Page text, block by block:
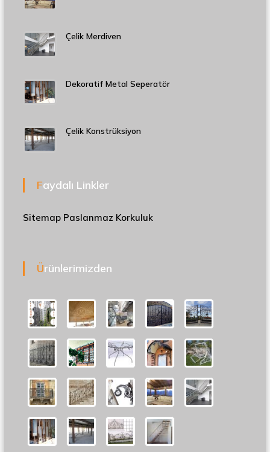
Çelik Merdiven
Dekoratif Metal Seperatör
Çelik Konstrüksiyon
Faydalı Linkler
Sitemap Paslanmaz Korkuluk
Ürünlerimizden